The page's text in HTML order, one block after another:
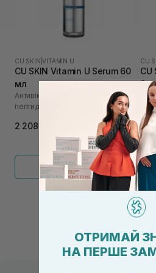
CU SKIN |VITAMIN U
CU SKIN Vitamin U Serum 60
мл
Антивікова сироватка з
пептидами та вітаміном U
2 208₴
CU
CU
Показати
2
ОТРИМАЙ
НА ПЕРШЕ